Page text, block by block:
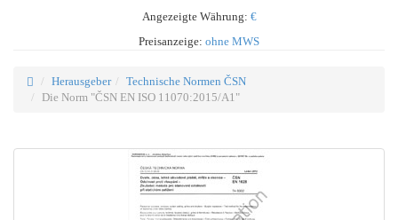
Angezeigte Währung: €
Preisanzeige: ohne MWS
Herausgeber
Technische Normen ČSN
Die Norm "ČSN EN ISO 11070:2015/A1"